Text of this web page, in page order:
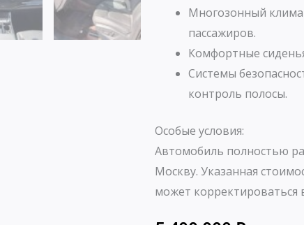
Многозонный
пассажиров.
Комфортные
Системы
контроль полосы.
Особые условия:
Автомобиль полностью
Москву. Указанная
может корректироваться